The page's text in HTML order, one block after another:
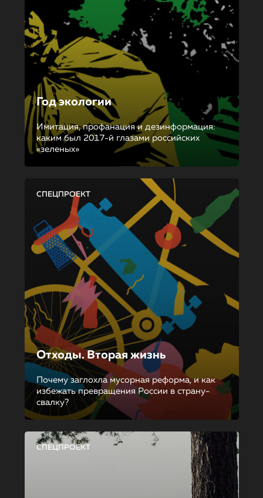
Год экологии
Имитация, профанация и дезинформация:
каким был 2017-й глазами российских
«зеленых»
СПЕЦПРОЕКТ
Отходы. Вторая жизнь
Почему заглохла мусорная реформа, и как
избежать превращения России в страну-
свалку?
СПЕЦПРОЕКТ